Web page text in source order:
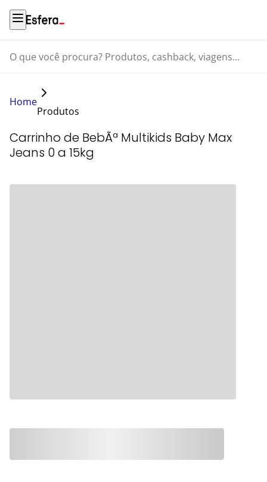
O que você procura? Produtos, cashback, viagens...
Home
Produtos
Carrinho de BebÃª Multikids Baby Max
Jeans 0 a 15kg